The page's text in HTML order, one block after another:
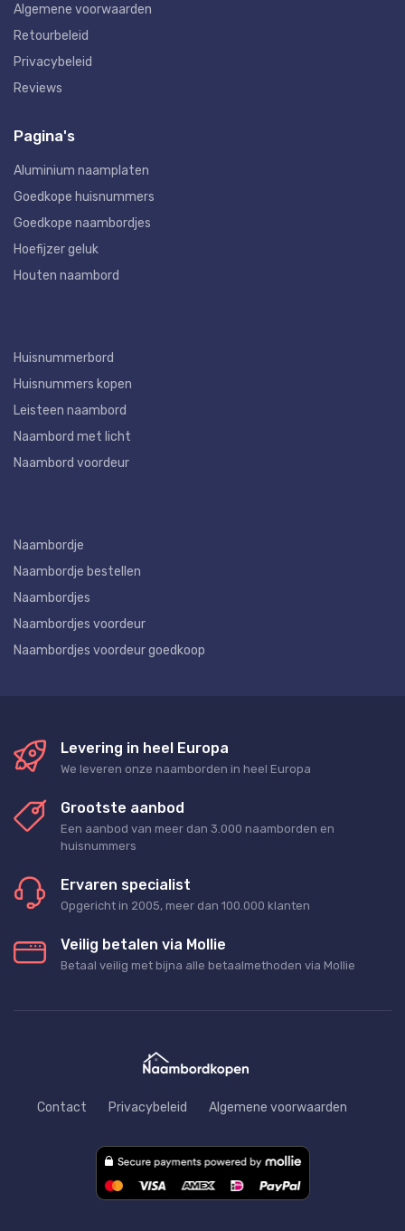
Algemene voorwaarden
Retourbeleid
Privacybeleid
Reviews
Pagina's
Aluminium naamplaten
Goedkope huisnummers
Goedkope naambordjes
Hoefijzer geluk
Houten naambord
Huisnummerbord
Huisnummers kopen
Leisteen naambord
Naambord met licht
Naambord voordeur
Naambordje
Naambordje bestellen
Naambordjes
Naambordjes voordeur
Naambordjes voordeur goedkoop
Levering in heel Europa
We leveren onze naamborden in heel Europa
Grootste aanbod
Een aanbod van meer dan 3.000 naamborden en
huisnummers
Ervaren specialist
Opgericht in 2005, meer dan 100.000 klanten
Veilig betalen via Mollie
Betaal veilig met bijna alle betaalmethoden via Mollie
Contact Privacybeleid Algemene voorwaarden